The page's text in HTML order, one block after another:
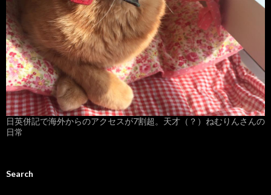
日英併記で海外からのアクセスが7割超。天才（？）ねむりんさんの
日常
Search